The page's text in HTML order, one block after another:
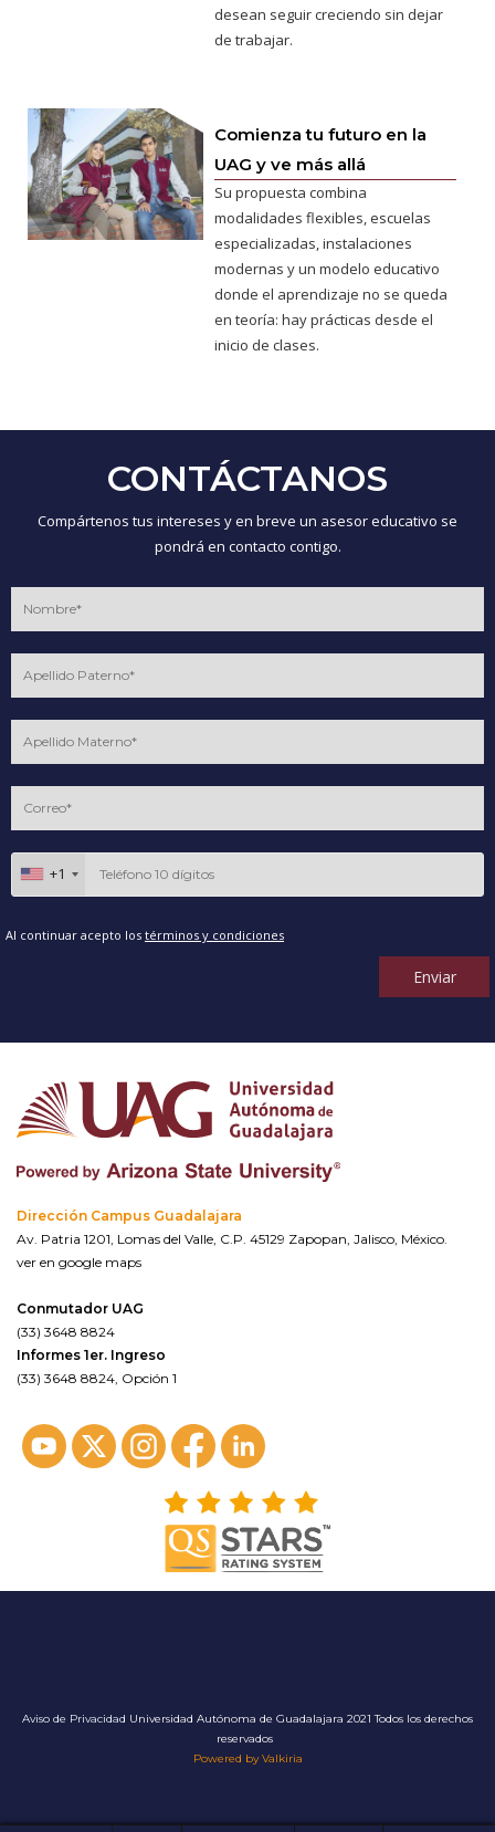
desean seguir creciendo sin dejar
de trabajar.
Comienza tu futuro en la
UAG y ve más allá
Su propuesta combina
modalidades flexibles, escuelas
especializadas, instalaciones
modernas y un modelo educativo
donde el aprendizaje no se queda
en teoría: hay prácticas desde el
inicio de clases.
CONTÁCTANOS
Compártenos tus intereses y en breve un asesor educativo se
pondrá en contacto contigo.
+1
Al continuar acepto los términos y condiciones
Enviar
Dirección Campus Guadalajara
Av. Patria 1201, Lomas del Valle, C.P. 45129 Zapopan, Jalisco, México.
ver en google maps
Conmutador UAG
(33) 3648 8824
Informes 1er. Ingreso
(33) 3648 8824, Opción 1
Aviso de Privacidad Universidad Autónoma de Guadalajara 2021 Todos los derechos
reservados
Powered by Valkiria